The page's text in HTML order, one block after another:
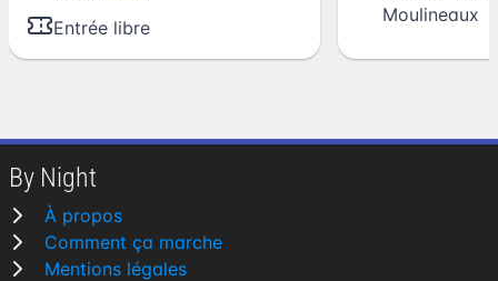
Entrée libre
Moulineaux
By Night
À propos
Comment ça marche
Mentions légales